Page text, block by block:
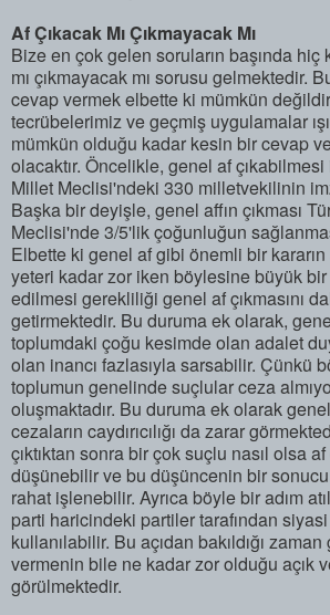
Af Çıkacak Mı Çıkmayacak Mı
Bize en çok gelen soruların başında hiç
mı çıkmayacak mı sorusu gelmektedir.
cevap vermek elbette ki mümkün
tecrübelerimiz ve geçmiş uygulamalar
mümkün olduğu kadar kesin bir cevap
olacaktır. Öncelikle, genel af
Millet Meclisi'ndeki 330 milletvekilinin
Başka bir deyişle, genel affın çıkması
Meclisi'nde 3/5'lik çoğunluğun
Elbette ki genel af gibi önemli bir kararın
yeteri kadar zor iken böylesine büyük
edilmesi gerekliliği genel af çıkmasını
getirmektedir. Bu duruma ek olarak,
toplumdaki çoğu kesimde olan adalet
olan inancı fazlasıyla sarsabilir. Çünkü
toplumun genelinde suçlular ceza
oluşmaktadır. Bu duruma ek olarak
cezaların caydırıcılığı da zarar
çıktıktan sonra bir çok suçlu nasıl olsa
düşünebilir ve bu düşüncenin bir
rahat işlenebilir. Ayrıca böyle bir adım
parti haricindeki partiler tarafından
kullanılabilir. Bu açıdan bakıldığı
vermenin bile ne kadar zor olduğu açık
görülmektedir.